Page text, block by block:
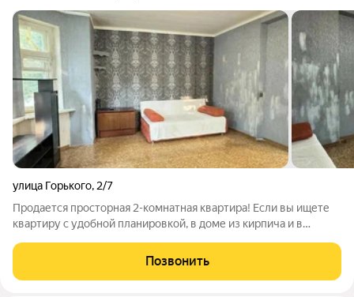
улица Горького, 2/7
Продается просторная 2-комнатная квартира! Если вы ищете
квартиру с удобной планировкой, в доме из кирпича и в
общей площадью 53,7 м расположена
Позвонить